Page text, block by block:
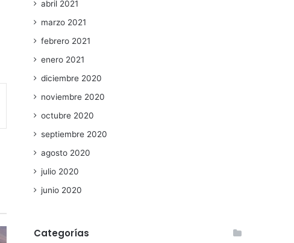
abril 2021
marzo 2021
febrero 2021
enero 2021
diciembre 2020
noviembre 2020
octubre 2020
septiembre 2020
agosto 2020
julio 2020
junio 2020
Categorías